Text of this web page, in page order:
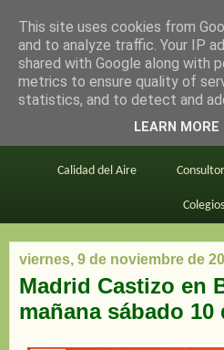
en bici por
Este blog BiciMAD
Calidad del Aire
Colegios
viernes, 9 de noviembre de
Madrid Castizo en
mañana sábado
This site uses cookies from
and to analyze traffic. Your IP
shared with Google along with
metrics to ensure quality of
statistics, and to detect and
LEARN MORE